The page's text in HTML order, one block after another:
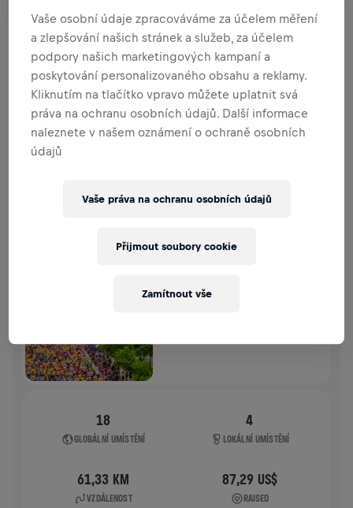
PŘEHLED O FINANČNÍCH DARECH
0,00 US$ VYBRÁNO Z 0,00 US$ CÍL
PŘEHLED PŘÍSPĚVKŮ PŘISPĚT
Přispěj ke změně! 100% z tvého příspěvku jde přímo
na výzkum poranění míchy.
VÍDEŇ
18
GLOBÁLNÍ UMÍSTĚNÍ
4
LOKÁLNÍ UMÍSTĚNÍ
61,33 KM
VZDÁLENOST
87,29 US$
RAISED
Vaše osobní údaje zpracováváme za účelem měření
a zlepšování našich stránek a služeb, za účelem
podpory našich marketingových kampaní a
poskytování personalizovaného obsahu a reklamy.
Kliknutím na tlačítko vpravo můžete uplatnit svá
práva na ochranu osobních údajů. Další informace
naleznete v našem oznámení o ochraně osobních
údajů
Vaše práva na ochranu osobních údajů
Zamítnout vše
Přijmout soubory cookie